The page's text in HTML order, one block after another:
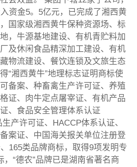
资金5。5亿元，已完成了湘西黄
国家级湘西黄牛保种资源场、标
，牛源基地建设、有机青贮料加
及休闲食品精深加工建设、有机
物流建设、餐饮连锁及文旅生态
“湘西黄牛”地理标志证明商标使
备案、种畜禽生产许可证、养殖
证、肉牛定点屠宰证、有机产品
、食品安全管理体系认证
产许可证、HACCP体系认证、
案证、中国海关报关单位注册登
165类品牌商标，取得9项发明专
“德农”品牌已是湖南省著名商